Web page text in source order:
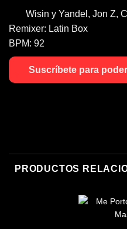
Wisin y Yandel, Jon Z,
Remixer: Latin Box
BPM: 92
Suscríbete para
PRODUCTOS